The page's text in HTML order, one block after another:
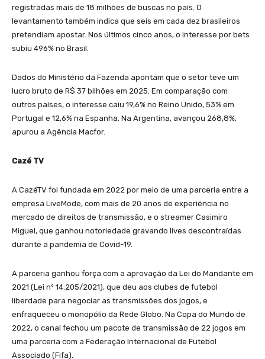
registradas mais de 18 milhões de buscas no país. O
levantamento também indica que seis em cada dez brasileiros
pretendiam apostar. Nos últimos cinco anos, o interesse por bets
subiu 496% no Brasil.
Dados do Ministério da Fazenda apontam que o setor teve um
lucro bruto de R$ 37 bilhões em 2025. Em comparação com
outros países, o interesse caiu 19,6% no Reino Unido, 53% em
Portugal e 12,6% na Espanha. Na Argentina, avançou 268,8%,
apurou a Agência Macfor.
Cazé TV
A CazéTV foi fundada em 2022 por meio de uma parceria entre a
empresa LiveMode, com mais de 20 anos de experiência no
mercado de direitos de transmissão, e o streamer Casimiro
Miguel, que ganhou notoriedade gravando lives descontraídas
durante a pandemia de Covid-19.
A parceria ganhou força com a aprovação da Lei do Mandante em
2021 (Lei nº 14.205/2021), que deu aos clubes de futebol
liberdade para negociar as transmissões dos jogos, e
enfraqueceu o monopólio da Rede Globo. Na Copa do Mundo de
2022, o canal fechou um pacote de transmissão de 22 jogos em
uma parceria com a Federação Internacional de Futebol
Associado (Fifa).